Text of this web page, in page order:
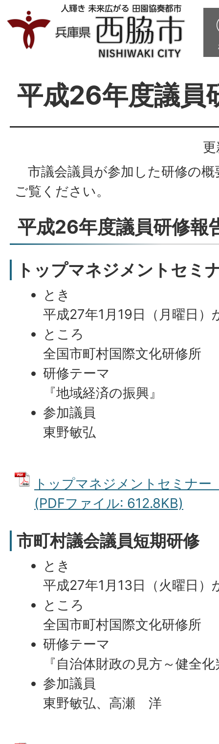
平成26年度議員
市議会議員が参加した研修の
ご覧ください。
平成26年度議員研修報
トップマネジメントセミ
とき
平成27年1月19日（月曜日）
ところ
全国市町村国際文化研修所
研修テーマ
『地域経済の振興』
参加議員
東野敏弘
トップマネジメントセミナー
(PDFファイル: 612.8KB)
市町村議会議員短期研修
とき
平成27年1月13日（火曜日）
ところ
全国市町村国際文化研修所
研修テーマ
『自治体財政の見方～健全
参加議員
東野敏弘、高瀬 洋